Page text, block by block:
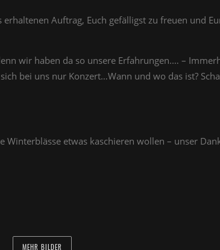
Auftrag, Euch gefälligst zu freuen und
wir haben da so unsere Erfahrungen.… –
bei uns nur Konzert…Wann und wo das ist?
Winterblässe etwas kaschieren wollen – unser
MEHR BILDER